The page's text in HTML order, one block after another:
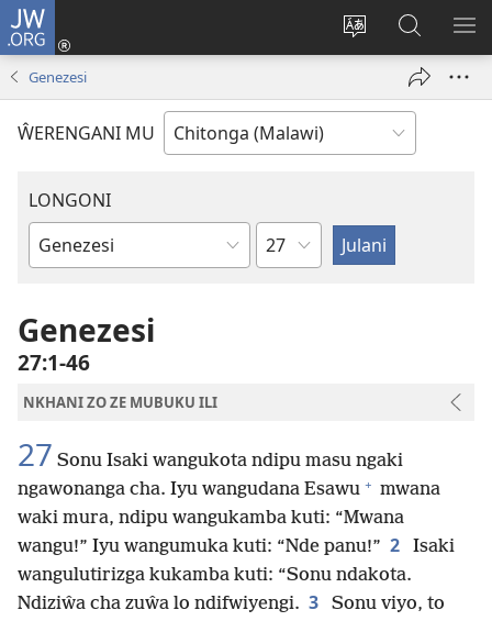
JW.ORG
Sinthani
chineneru
Sereni
(Lajula
Fufuzani
Vinthu
pa
JW.ORG
Genezesi
ŴERENGANI MU
LONGONI
Buku
M'Bayibolu
Chaputala
Genezesi
27:1-46
NKHANI ZO ZE MUBUKU ILI
27 Sonu Isaki wangukota ndipu masu ngaki
ngawonanga cha. Iyu wangudana Esawu + mwana
waki mura, ndipu wangukamba kuti: “Mwana
wangu!” Iyu wangumuka kuti: “Nde panu!” 2
Isaki
wangulutirizga kukamba kuti: “Sonu ndakota.
Ndiziŵa cha zuŵa lo ndifwiyengi. 3
Sonu viyo, to